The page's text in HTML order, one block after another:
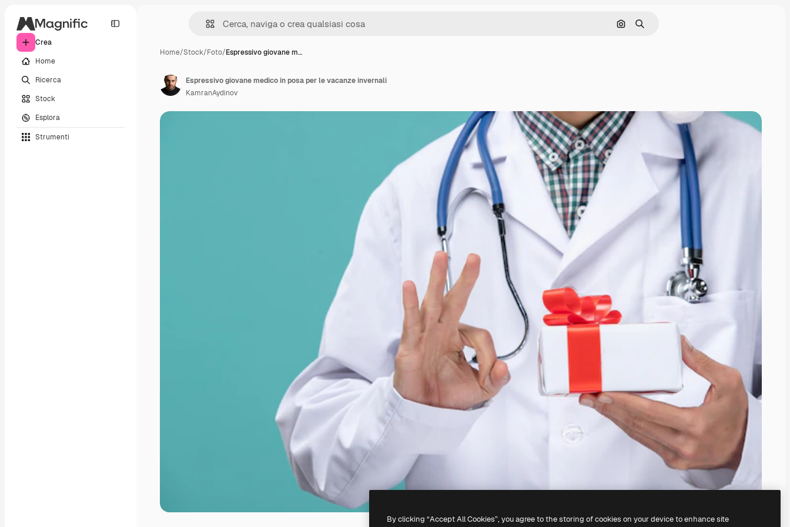
Crea
Home
Ricerca
Stock
Esplora
Strumenti
Cerca per immagine
Ricerca
Home/Stock/Foto/Espressivo giovane m…
Espressivo giovane medico in posa per le vacanze invernali
KamranAydinov
By clicking “Accept All Cookies”, you agree to the storing of cookies on your device to enhance site